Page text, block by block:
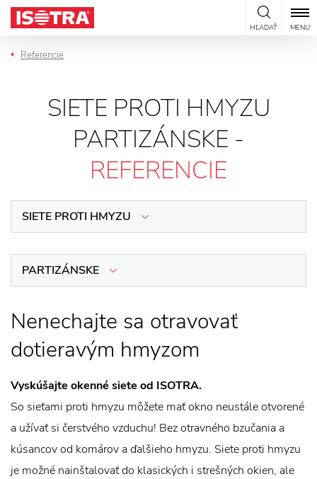
Preskočiť na obsah
HĽADAŤ MENU
Referencie
SIETE PROTI HMYZU
PARTIZÁNSKE -
REFERENCIE
SIETE PROTI HMYZU
PARTIZÁNSKE
Nenechajte sa otravovať
dotieravým hmyzom
Vyskúšajte okenné siete od ISOTRA.
So sieťami proti hmyzu môžete mať okno neustále otvorené
a užívať si čerstvého vzduchu! Bez otravného bzučania a
kúsancov od komárov a ďalšieho hmyzu. Siete proti hmyzu
je možné nainštalovať do klasických i strešných okien, ale